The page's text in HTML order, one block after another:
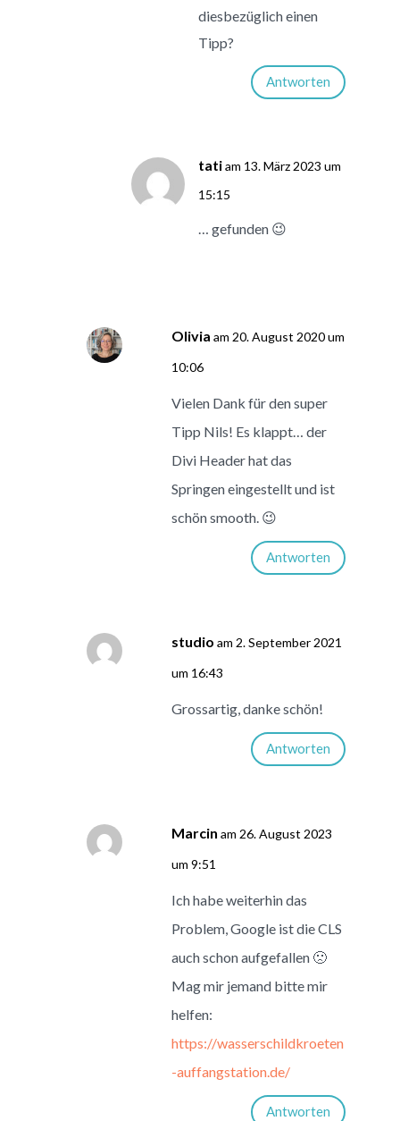
diesbezüglich einen
Tipp?
Antworten
tatiam 13. März 2023 um
15:15
… gefunden 😉
Olivia am 20. August 2020 um
10:06
Vielen Dank für den super
Tipp Nils! Es klappt… der
Divi Header hat das
Springen eingestellt und ist
schön smooth. 😉
Antworten
studio am 2. September 2021
um 16:43
Grossartig, danke schön!
Antworten
Marcin am 26. August 2023
um 9:51
Ich habe weiterhin das
Problem, Google ist die CLS
auch schon aufgefallen 🙁
Mag mir jemand bitte mir
helfen:
https://wasserschildkroeten
-auffangstation.de/
Antworten